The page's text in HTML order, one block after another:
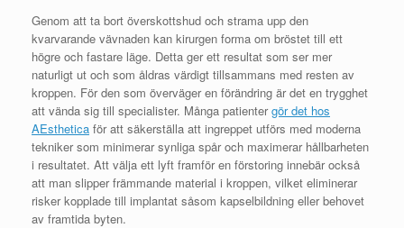
Genom att ta bort överskottshud och strama upp den
kvarvarande vävnaden kan kirurgen forma om bröstet till ett
högre och fastare läge. Detta ger ett resultat som ser mer
naturligt ut och som åldras värdigt tillsammans med resten av
kroppen. För den som överväger en förändring är det en trygghet
att vända sig till specialister. Många patientergör det hos
AEsthetica för att säkerställa att ingreppet utförs med moderna
tekniker som minimerar synliga spår och maximerar hållbarheten
i resultatet. Att välja ett lyft framför en förstoring innebär också
att man slipper främmande material i kroppen, vilket eliminerar
risker kopplade till implantat såsom kapselbildning eller behovet
av framtida byten.